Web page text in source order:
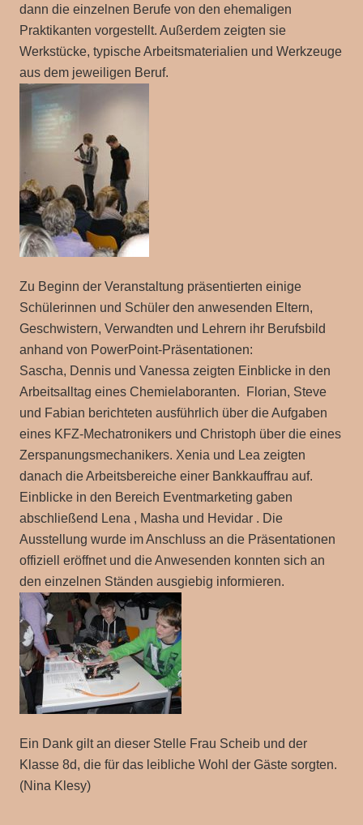
dann die einzelnen Berufe von den ehemaligen
Praktikanten vorgestellt. Außerdem zeigten sie
Werkstücke, typische Arbeitsmaterialien und Werkzeuge
aus dem jeweiligen Beruf.
Zu Beginn der Veranstaltung präsentierten einige
Schülerinnen und Schüler den anwesenden Eltern,
Geschwistern, Verwandten und Lehrern ihr Berufsbild
anhand von PowerPoint-Präsentationen:
Sascha, Dennis und Vanessa zeigten Einblicke in den
Arbeitsalltag eines Chemielaboranten. Florian, Steve
und Fabian berichteten ausführlich über die Aufgaben
eines KFZ-Mechatronikers und Christoph über die eines
Zerspanungsmechanikers. Xenia und Lea zeigten
danach die Arbeitsbereiche einer Bankkauffrau auf.
Einblicke in den Bereich Eventmarketing gaben
abschließend Lena , Masha und Hevidar . Die
Ausstellung wurde im Anschluss an die Präsentationen
offiziell eröffnet und die Anwesenden konnten sich an
den einzelnen Ständen ausgiebig informieren.
Ein Dank gilt an dieser Stelle Frau Scheib und der
Klasse 8d, die für das leibliche Wohl der Gäste sorgten.
(Nina Klesy)